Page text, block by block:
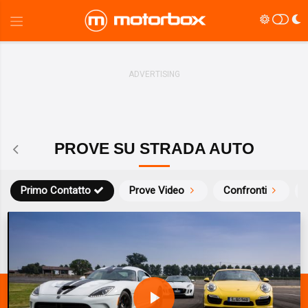
PROVE SU STRADA AUTO
Prove Video Confronti
Primo Contatto